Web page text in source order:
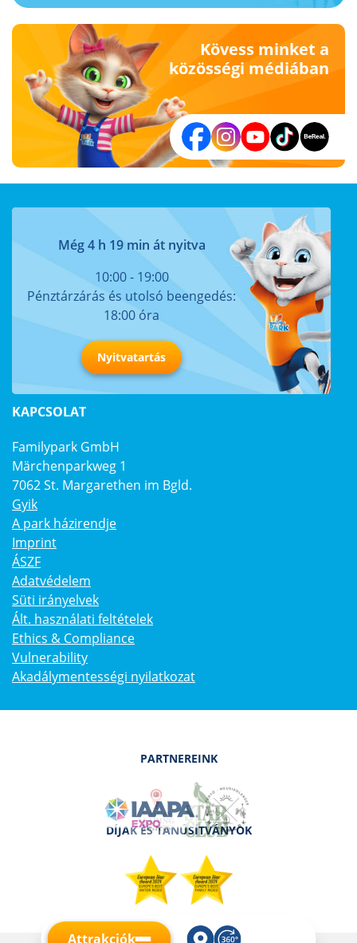
Attrakciók
Kövess minket a
közösségi médiában
Még 4 h 19 min át nyitva
10:00 - 19:00
Pénztárzárás és utolsó beengedés:
18:00 óra
Nyitvatartás
KAPCSOLAT
Familypark GmbH
Märchenparkweg 1
7062 St. Margarethen im Bgld.
Gyik
A park házirendje
Imprint
ÁSZF
Adatvédelem
Süti irányelvek
Ált. használati feltételek
Ethics & Compliance
Vulnerability
Akadálymentességi nyilatkozat
PARTNEREINK
DÍJAK ÉS TANÚSÍTVÁNYOK